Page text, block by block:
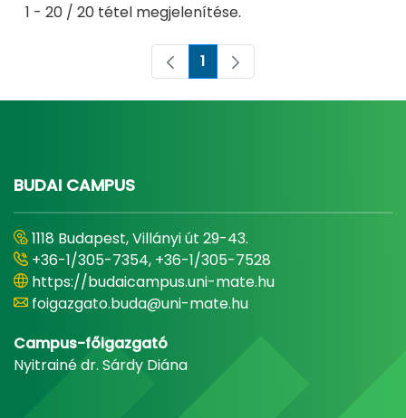
1 - 20 / 20 tétel megjelenítése.
Oldal
1
BUDAI CAMPUS
1118 Budapest, Villányi út 29-43.
+36-1/305-7354, +36-1/305-7528
https://budaicampus.uni-mate.hu
foigazgato.buda@uni-mate.hu
Campus-főigazgató
Nyitrainé dr. Sárdy Diána